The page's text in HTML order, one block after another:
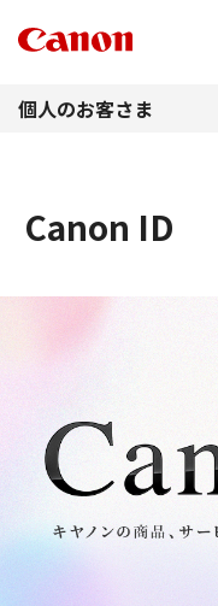
個人のお客さま
Canon ID